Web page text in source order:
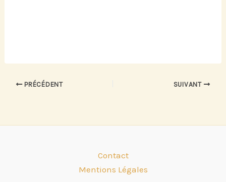
PRÉCÉDENT SUIVANT
Contact
Mentions Légales